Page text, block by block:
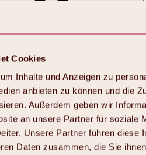
Cookies
Inhalte und Anzeigen zu
anbieten zu können und die
Außerdem geben wir
an unsere Partner für soziale
Unsere Partner führen diese
Daten zusammen, die Sie